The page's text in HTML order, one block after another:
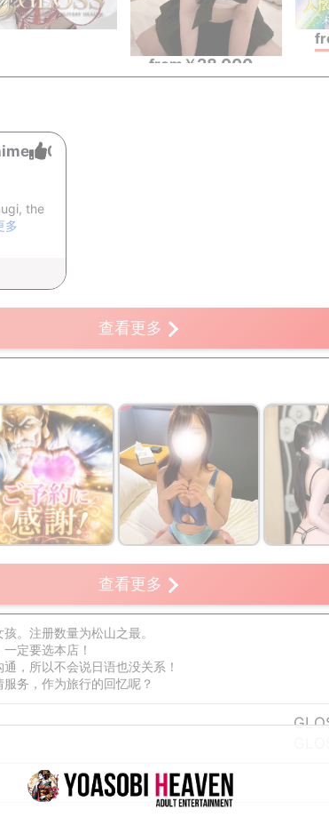
from ￥ 28,000
0
the
多
查看更多
查看更多
。注册数量为松山之最。
定要选本店！
，所以不会说日语也没关系！
务，作为旅行的回忆呢？